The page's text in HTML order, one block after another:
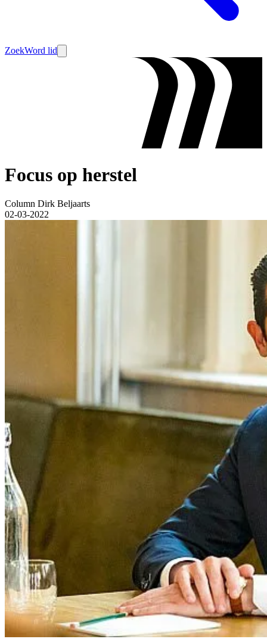
ZoekWord lid
Focus op herstel
Column Dirk Beljaarts
02-03-2022